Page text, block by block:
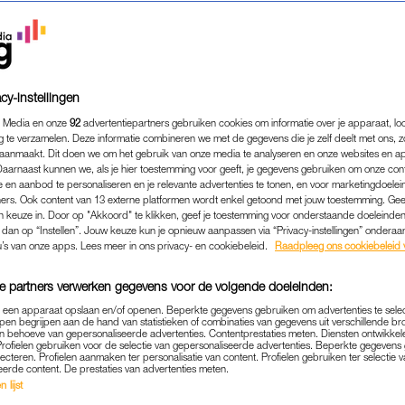
NA JAREN
(3) IN
TRILLEN ALS EEN RIETJE’
MEDIA|FRAGMENT GEMIST
26-08-2024 | TOM STEVENS
van het nieuwe seizoen van
staat het
instellingen
en onze 92 advertentiepartners gebruiken cookies om informatie over je apparaat,
te verzamelen. Deze informatie combineren we met de gegevens die je zelf deelt met ons,
Dit doen we om het gebruik van onze media te analyseren en onze websites en
kunnen we, als je hier toestemming voor geeft, je gegevens gebruiken om onze
en aanbod te personaliseren en je relevante advertenties te tonen, en voor
Ook content van 13 externe platformen wordt enkel getoond met jouw toestemming.
keuze in. Door op "Akkoord" te klikken, geef je toestemming voor onderstaande
op “Instellen”. Jouw keuze kun je opnieuw aanpassen via “Privacy-instellingen”
van onze apps. Lees meer in ons privacy- en cookiebeleid.
Raadpleeg ons cookiebeleid
partners verwerken gegevens voor de volgende doeleinden:
apparaat opslaan en/of openen. Beperkte gegevens gebruiken om advertenties te
begrijpen aan de hand van statistieken of combinaties van gegevens uit verschillende
behoeve van gepersonaliseerde advertenties. Contentprestaties meten. Diensten
gebruiken voor de selectie van gepersonaliseerde advertenties. Beperkte
Profielen aanmaken ter personalisatie van content. Profielen gebruiken ter selectie
content. De prestaties van advertenties meten.
lijst